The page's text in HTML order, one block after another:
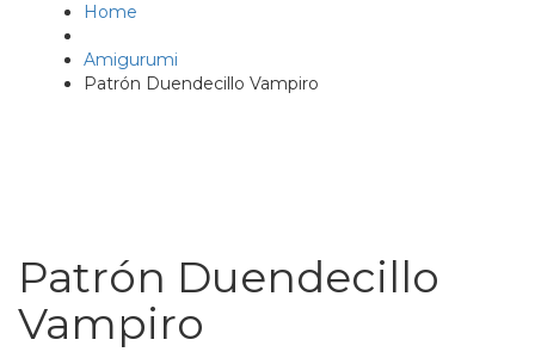
Home
Amigurumi
Patrón Duendecillo Vampiro
Patrón Duendecillo
Vampiro